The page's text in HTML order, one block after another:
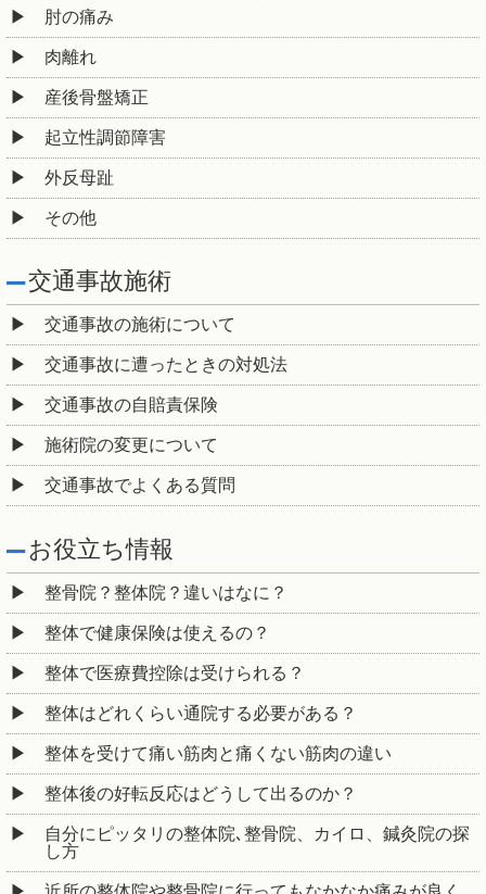
肘の痛み
肉離れ
産後骨盤矯正
起立性調節障害
外反母趾
その他
交通事故施術
交通事故の施術について
交通事故に遭ったときの対処法
交通事故の自賠責保険
施術院の変更について
交通事故でよくある質問
お役立ち情報
整骨院？整体院？違いはなに？
整体で健康保険は使えるの？
整体で医療費控除は受けられる？
整体はどれくらい通院する必要がある？
整体を受けて痛い筋肉と痛くない筋肉の違い
整体後の好転反応はどうして出るのか？
自分にピッタリの整体院､整骨院、カイロ、鍼灸院の探
し方